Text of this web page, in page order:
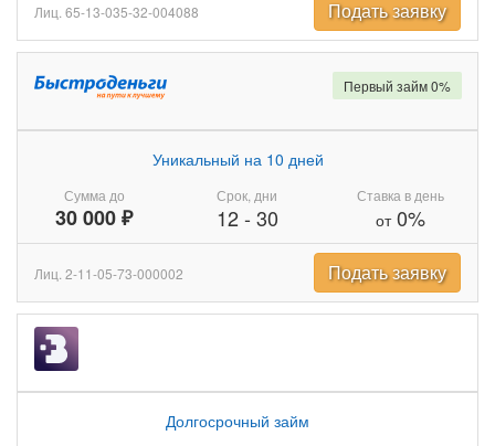
Лиц. 65-13-035-32-004088 Подать заявку
Сумма до
30 000 ₽
Уникальный на 10 дней
Срок, дни
12- 30
Ставка в день
от0%
Первый займ 0%
Лиц. 2-11-05-73-000002 Подать заявку
Долгосрочный займ